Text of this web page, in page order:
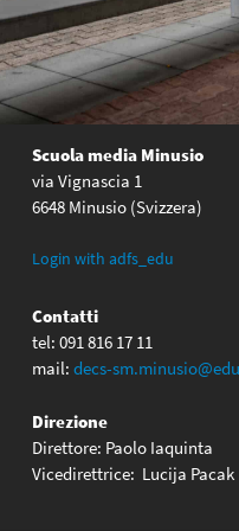
Scuola media Minusio
via Vignascia 1
6648 Minusio (Svizzera)
Login with adfs_edu
Contatti
tel: 091 816 17 11
mail: decs-
Direzione
Direttore: Paolo Iaquinta
Vicedirettrice: Lucija Pacak